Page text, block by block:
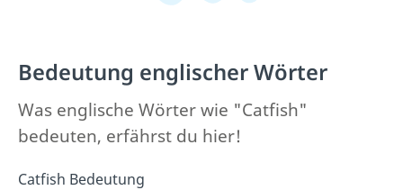
Bedeutung englischer Wörter
Was englische Wörter wie "Catfish"
bedeuten, erfährst du hier!
Catfish Bedeutung